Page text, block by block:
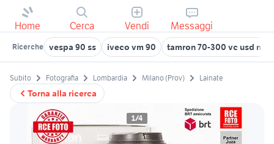
Home Cerca Vendi Messaggi
Ricerche vespa 90 ss iveco vm 90 tamron 70-300 vc usd
Torna alla ricerca
Subito Fotografia Lombardia Milano (Prov) Lainate
1/4